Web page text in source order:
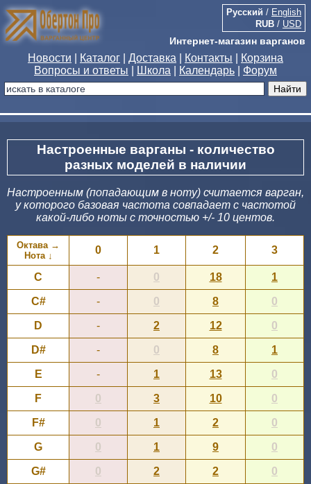
Интернет-магазин варганов
Русский / English
RUB / USD
Новости Каталог Доставка Контакты
Корзина
Вопросы и ответы
Школа Календарь Форум
Настроенные варганы - количество
разных моделей в наличии
Настроенным (попадающим в ноту) считается варган,
у которого базовая частота совпадает с частотой
какой-либо ноты с точностью +/- 10 центов.
Октава →
Нота ↓
0 1 2 3
C - 0 18 1
C# - 0 8 0
D - 2 12 0
D# - 0 8 1
E - 1 13 0
F 0 3 10 0
F# 0 1 2 0
G 0 1 9 0
G# 0 2 2 0